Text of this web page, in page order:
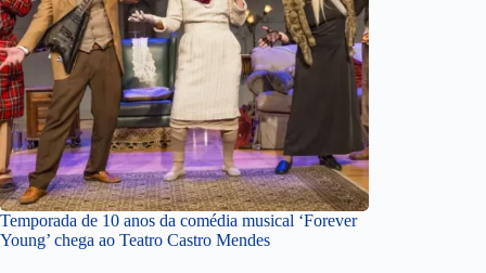
Temporada de 10 anos da comédia musical ‘Forever
Young’ chega ao Teatro Castro Mendes